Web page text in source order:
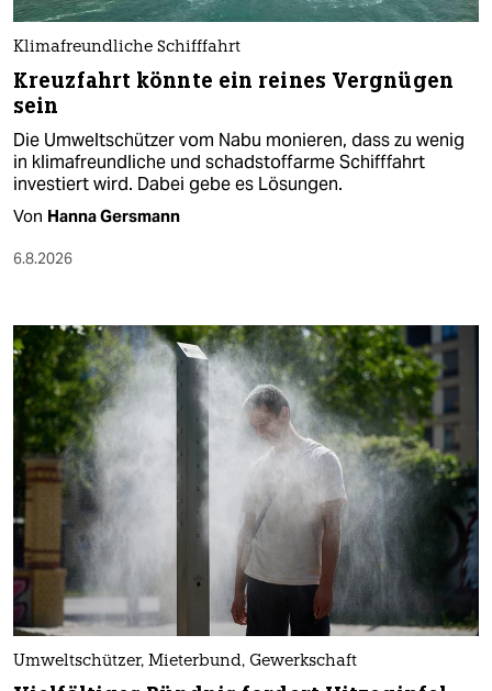
Klimafreundliche Schifffahrt
Kreuzfahrt könnte ein reines Vergnügen
sein
Die Umweltschützer vom Nabu monieren, dass zu wenig
in klimafreundliche und schadstoffarme Schifffahrt
investiert wird. Dabei gebe es Lösungen.
Von Hanna Gersmann
6.8.2026
Umweltschützer, Mieterbund, Gewerkschaft